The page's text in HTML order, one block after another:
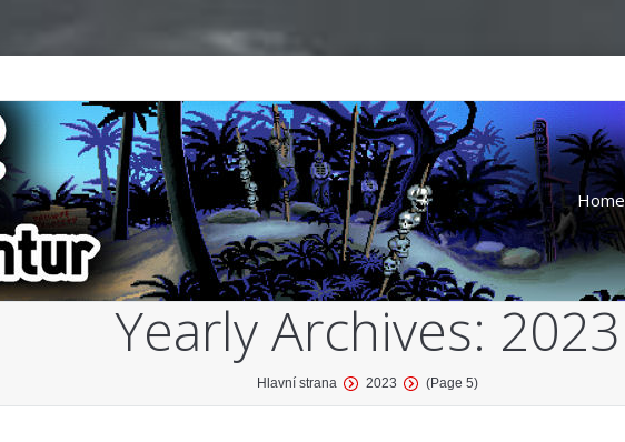
Home
Yearly Archives: 2023
Hlavní strana 2023 (Page 5)